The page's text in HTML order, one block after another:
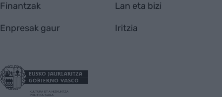
Finantzak
Enpresak gaur
Lan eta bizi
Iritzia